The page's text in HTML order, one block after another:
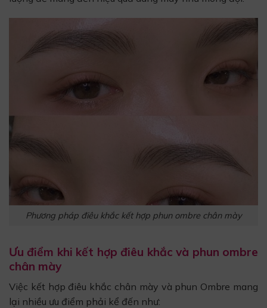
Phương pháp điêu khắc kết hợp phun ombre chân mày
Ưu điểm khi kết hợp điêu khắc và phun ombre
chân mày
Việc kết hợp điêu khắc chân mày và phun Ombre mang
lại nhiều ưu điểm phải kể đến như: